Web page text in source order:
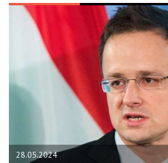
28.05.2024